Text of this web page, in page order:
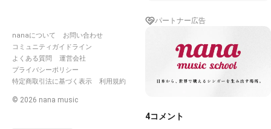
nanaについて
お問い合わせ
コミュニティガイドライン
よくある質問
運営会社
プライバシーポリシー
特定商取引法に基づく表示
利用規約
© 2026 nana music
アタマの中はぐちゃぐち
☆ドンマイ 弊害 意気地が
ないの方程式
イケナイイケナイ事柄な
けんポンで さあお逝き
ウーリューチーパークー
パートナー広告
4コメント